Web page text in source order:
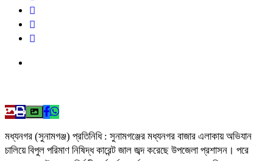
মধ্যনগর (সুনামগঞ্জ) প্রতিনিধি : সুনামগঞ্জের মধ্যনগর বাজার এলাকায় অভিযান
চালিয়ে বিপুল পরিমাণ নিষিদ্ধ কারেন্ট জাল জব্দ করেছে উপজেলা প্রশাসন। পরে